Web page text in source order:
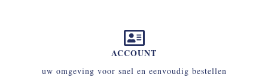
ACCOUNT
uw omgeving voor snel en eenvoudig bestellen